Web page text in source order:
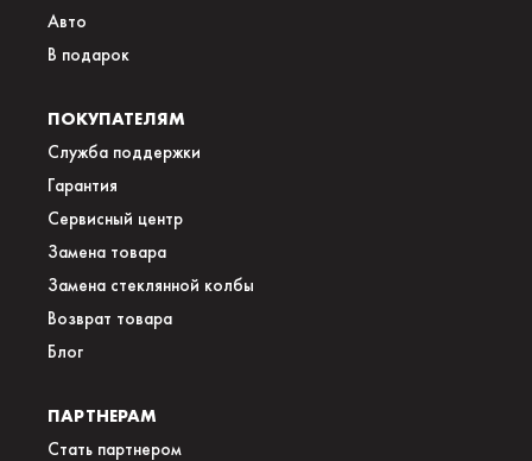
Авто
В подарок
ПОКУПАТЕЛЯМ
Служба поддержки
Гарантия
Сервисный центр
Замена товара
Замена стеклянной колбы
Возврат товара
Блог
ПАРТНЕРАМ
Стать партнером